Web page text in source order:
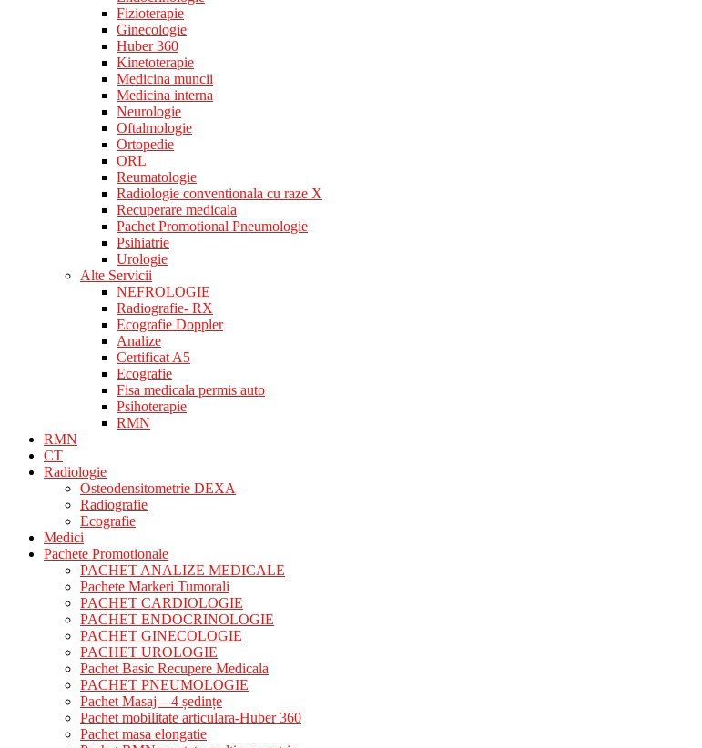
Fizioterapie
Ginecologie
Huber 360
Kinetoterapie
Medicina muncii
Medicina interna
Neurologie
Oftalmologie
Ortopedie
ORL
Reumatologie
Radiologie conventionala cu raze X
Recuperare medicala
Pachet Promotional Pneumologie
Psihiatrie
Urologie
Alte Servicii
NEFROLOGIE
Radiografie- RX
Ecografie Doppler
Analize
Certificat A5
Ecografie
Fisa medicala permis auto
Psihoterapie
RMN
RMN
CT
Radiologie
Osteodensitometrie DEXA
Radiografie
Ecografie
Medici
Pachete Promotionale
PACHET ANALIZE MEDICALE
Pachete Markeri Tumorali
PACHET CARDIOLOGIE
PACHET ENDOCRINOLOGIE
PACHET GINECOLOGIE
PACHET UROLOGIE
Pachet Basic Recupere Medicala
PACHET PNEUMOLOGIE
Pachet Masaj – 4 ședințe
Pachet mobilitate articulara-Huber 360
Pachet masa elongatie